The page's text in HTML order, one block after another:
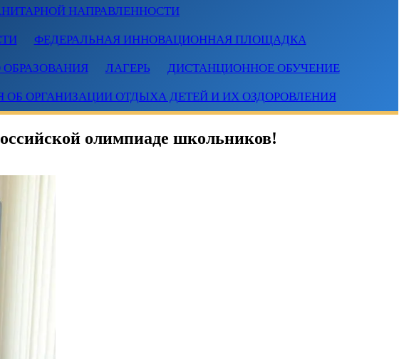
НАПРАВЛЕННОСТИ
ФЕДЕРАЛЬНАЯ ИННОВАЦИОННАЯ ПЛОЩАДКА
ЛАГЕРЬ ДИСТАНЦИОННОЕ ОБУЧЕНИЕ
ОБ ОРГАНИЗАЦИИ ОТДЫХА ДЕТЕЙ И ИХ ОЗДОРОВЛЕНИЯ
олимпиаде школьников!